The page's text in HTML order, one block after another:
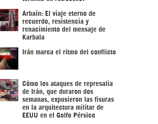
Arbaín: El viaje eterno de
recuerdo, resistencia y
renacimiento del mensaje de
Karbala
Irán marca el ritmo del conflicto
Cómo los ataques de represalia
de Irán, que duraron dos
semanas, expusieron las fisuras
en la arquitectura militar de
EEUU en el Golfo Pérsico